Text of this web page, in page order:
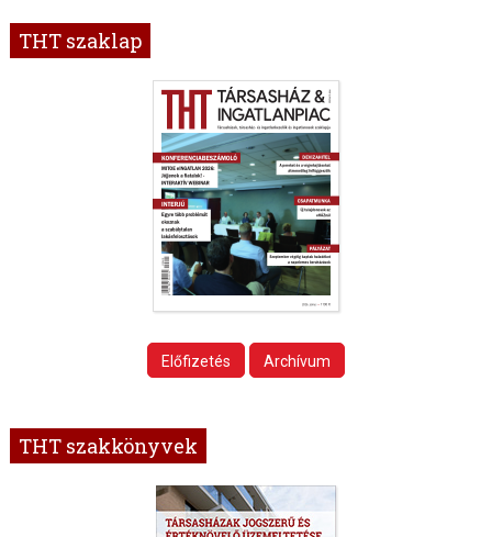
THT szaklap
Előfizetés Archívum
THT szakkönyvek